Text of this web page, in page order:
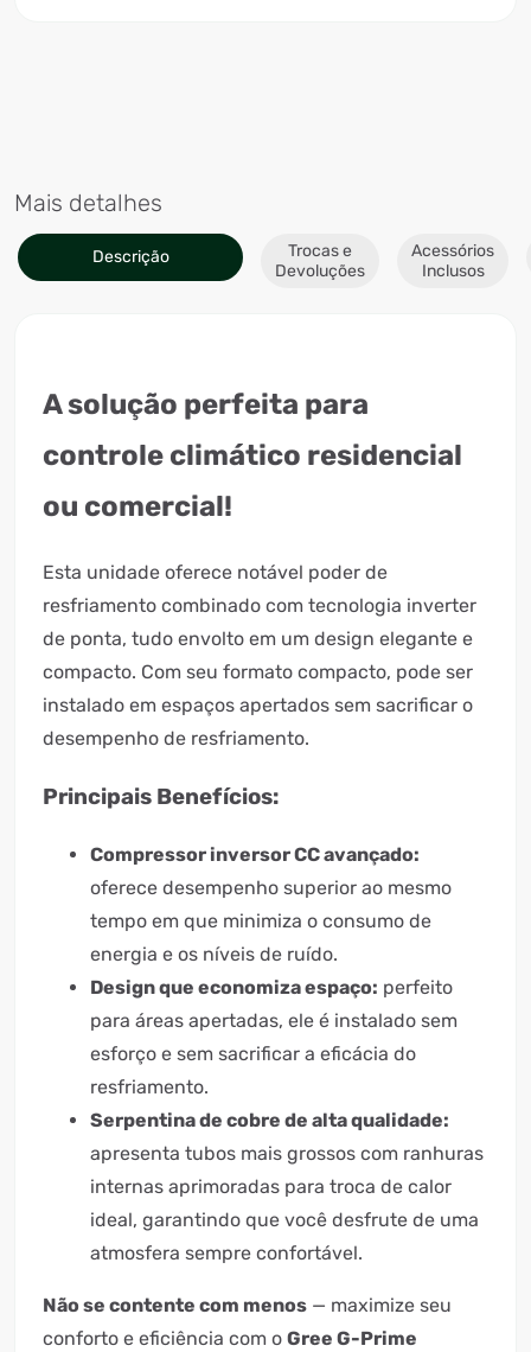
Mais detalhes
Descrição
Trocas e
Devoluções
Acessórios
Inclusos
A solução perfeita para
controle climático residencial
ou comercial!
Esta unidade oferece notável poder de
resfriamento combinado com tecnologia inverter
de ponta, tudo envolto em um design elegante e
compacto. Com seu formato compacto, pode ser
instalado em espaços apertados sem sacrificar o
desempenho de resfriamento.
Principais Benefícios:
Compressor inversor CC avançado:
oferece desempenho superior ao mesmo
tempo em que minimiza o consumo de
energia e os níveis de ruído.
Design que economiza espaço: perfeito
para áreas apertadas, ele é instalado sem
esforço e sem sacrificar a eficácia do
resfriamento.
Serpentina de cobre de alta qualidade:
apresenta tubos mais grossos com ranhuras
internas aprimoradas para troca de calor
ideal, garantindo que você desfrute de uma
atmosfera sempre confortável.
Não se contente com menos — maximize seu
conforto e eficiência com o Gree G-Prime